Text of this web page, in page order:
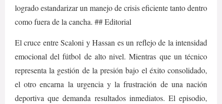
logrado estandarizar un manejo de crisis eficiente tanto dentro
como fuera de la cancha. ## Editorial
El cruce entre Scaloni y Hassan es un reflejo de la intensidad
emocional del fútbol de alto nivel. Mientras que un técnico
representa la gestión de la presión bajo el éxito consolidado,
el otro encarna la urgencia y la frustración de una nación
deportiva que demanda resultados inmediatos. El episodio,